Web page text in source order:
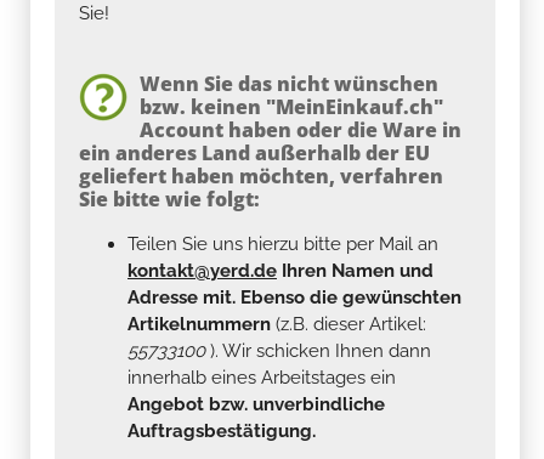
Sie!
Wenn Sie das nicht wünschen
bzw. keinen "MeinEinkauf.ch"
Account haben oder die Ware in
ein anderes Land außerhalb der EU
geliefert haben möchten, verfahren
Sie bitte wie folgt:
Teilen Sie uns hierzu bitte per Mail an
kontakt@yerd.de Ihren Namen und
Adresse mit. Ebenso die gewünschten
Artikelnummern (z.B. dieser Artikel:
55733100). Wir schicken Ihnen dann
innerhalb eines Arbeitstages ein
Angebot bzw. unverbindliche
Auftragsbestätigung.